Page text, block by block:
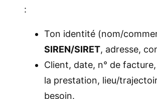
:
Ton identité (nom/
SIREN/SIRET, adresse,
Client, date, n° de
la prestation, lieu/
besoin.